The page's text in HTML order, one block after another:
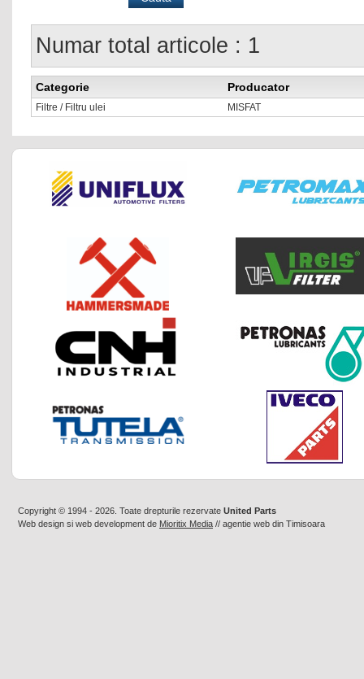
Numar total articole : 1
Categorie Producator
Filtre / Filtru ulei MISFAT
Copyright © 1994 - 2026. Toate drepturile rezervate United Parts
Web design si web development de Mioritix Media // agentie web din Timisoara